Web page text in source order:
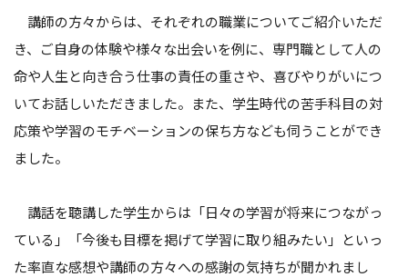
講師の方々からは、それぞれの職業についてご紹介いただ
き、ご自身の体験や様々な出会いを例に、専門職として人の
命や人生と向き合う仕事の責任の重さや、喜びやりがいにつ
いてお話しいただきました。また、学生時代の苦手科目の対
応策や学習のモチベーションの保ち方なども伺うことができ
ました。
講話を聴講した学生からは「日々の学習が将来につながっ
ている」「今後も目標を掲げて学習に取り組みたい」といっ
た率直な感想や講師の方々への感謝の気持ちが聞かれまし